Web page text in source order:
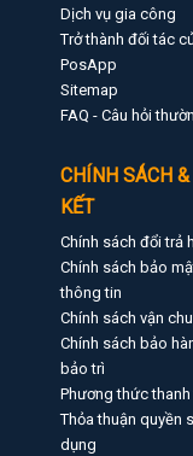
Dịch vụ gia công
Trở thành đối tác
PosApp
Sitemap
FAQ - Câu hỏi
CHÍNH SÁCH &
KẾT
Chính sách đổi trả
Chính sách bảo
thông tin
Chính sách vận
Chính sách bảo
bảo trì
Phương thức
Thỏa thuận quyền
dụng